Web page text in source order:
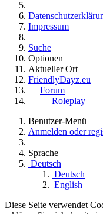
Impressum
Suche
Optionen
Aktueller Ort
FriendlyDayz.eu
Forum
Roleplay
Benutzer-Menü
Anmelden oder
Sprache
Deutsch
Deutsch
English
Diese Seite verwendet